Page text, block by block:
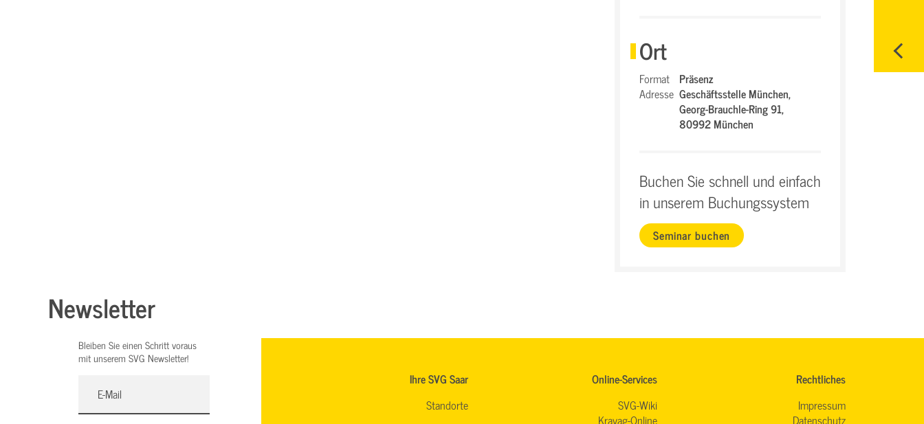
Ort
Format Präsenz
Adresse Geschäftsstelle München,
Georg-Brauchle-Ring 91,
80992 München
Buchen Sie schnell und einfach
in unserem Buchungssystem
Seminar buchen
Newsletter
Bleiben Sie einen Schritt voraus
mit unserem SVG Newsletter!
Ihre SVG Saar
Standorte
Online-Services
SVG-Wiki
Kravag-Online
Rechtliches
Impressum
Datenschutz